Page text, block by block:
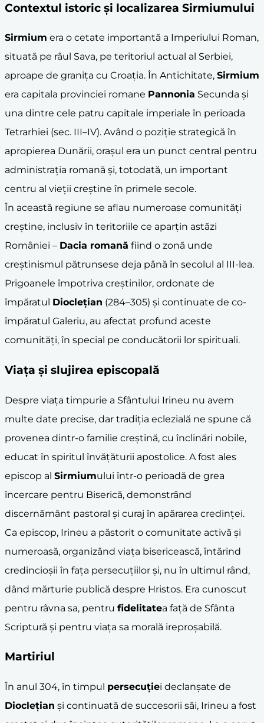
Contextul istoric și localizarea Sirmiumului
Sirmium era o cetate importantă a Imperiului Roman,
situată pe râul Sava, pe teritoriul actual al Serbiei,
aproape de granița cu Croația. În Antichitate, Sirmium
era capitala provinciei romane Pannonia Secunda și
una dintre cele patru capitale imperiale în perioada
Tetrarhiei (sec. III–IV). Având o poziție strategică în
apropierea Dunării, orașul era un punct central pentru
administrația romană și, totodată, un important
centru al vieții creștine în primele secole.
În această regiune se aflau numeroase comunități
creștine, inclusiv în teritoriile ce aparțin astăzi
României – Dacia romană fiind o zonă unde
creștinismul pătrunsese deja până în secolul al III-lea.
Prigoanele împotriva creștinilor, ordonate de
împăratul Dioclețian (284–305) și continuate de co-
împăratul Galeriu, au afectat profund aceste
comunități, în special pe conducătorii lor spirituali.
Viața și slujirea episcopală
Despre viața timpurie a Sfântului Irineu nu avem
multe date precise, dar tradiția eclezială ne spune că
provenea dintr-o familie creștină, cu înclinări nobile,
educat în spiritul învățăturii apostolice. A fost ales
episcop al Sirmiumului într-o perioadă de grea
încercare pentru Biserică, demonstrând
discernământ pastoral și curaj în apărarea credinței.
Ca episcop, Irineu a păstorit o comunitate activă și
numeroasă, organizând viața bisericească, întărind
credincioșii în fața persecuțiilor și, nu în ultimul rând,
dând mărturie publică despre Hristos. Era cunoscut
pentru râvna sa, pentru fidelitatea față de Sfânta
Scriptură și pentru viața sa morală ireproșabilă.
Martiriul
În anul 304, în timpul persecuției declanșate de
Dioclețian și continuată de succesorii săi, Irineu a fost